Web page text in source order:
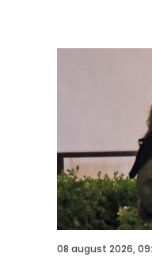
08 august 2026,